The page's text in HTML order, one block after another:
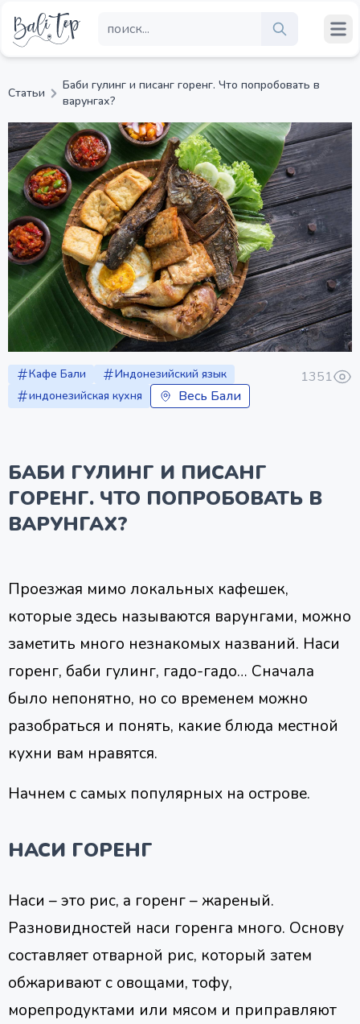
Статьи
Баби гулинг и писанг горенг. Что попробовать в
варунгах?
Кафе Бали
Индонезийский язык
индонезийская кухня
Весь Бали
1351
БАБИ ГУЛИНГ И ПИСАНГ
ГОРЕНГ. ЧТО ПОПРОБОВАТЬ В
ВАРУНГАХ?
Проезжая мимо локальных кафешек,
которые здесь называются варунгами, можно
заметить много незнакомых названий. Наси
горенг, баби гулинг, гадо-гадо… Сначала
было непонятно, но со временем можно
разобраться и понять, какие блюда местной
кухни вам нравятся.
Начнем с самых популярных на острове.
НАСИ ГОРЕНГ
Наси – это рис, а горенг – жареный.
Разновидностей наси горенга много. Основу
составляет отварной рис, который затем
обжаривают с овощами, тофу,
морепродуктами или мясом и приправляют